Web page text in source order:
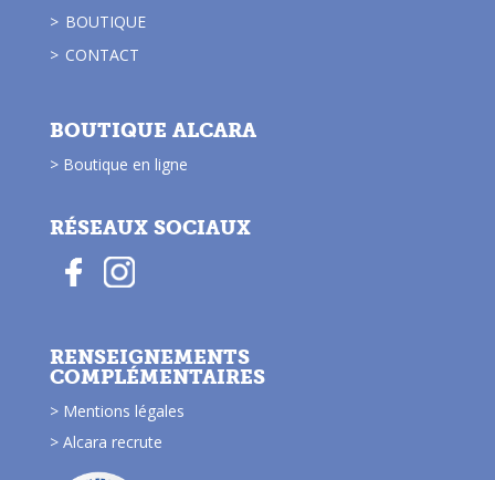
BOUTIQUE
CONTACT
BOUTIQUE ALCARA
> Boutique en ligne
RÉSEAUX SOCIAUX
RENSEIGNEMENTS
COMPLÉMENTAIRES
> Mentions légales
> Alcara recrute